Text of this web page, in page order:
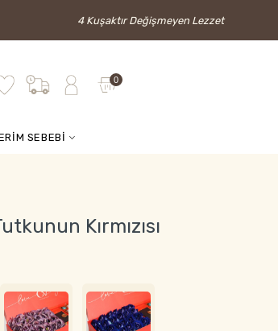
4 Kuşaktır Değişmeyen Lezzet
0
SEBEBİ
Kırmızısı